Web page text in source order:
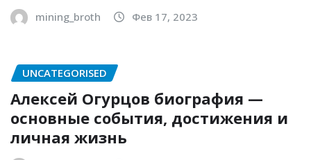
mining_broth Фев 17, 2023
UNCATEGORISED
Алексей Огурцов биография —
основные события, достижения и
личная жизнь